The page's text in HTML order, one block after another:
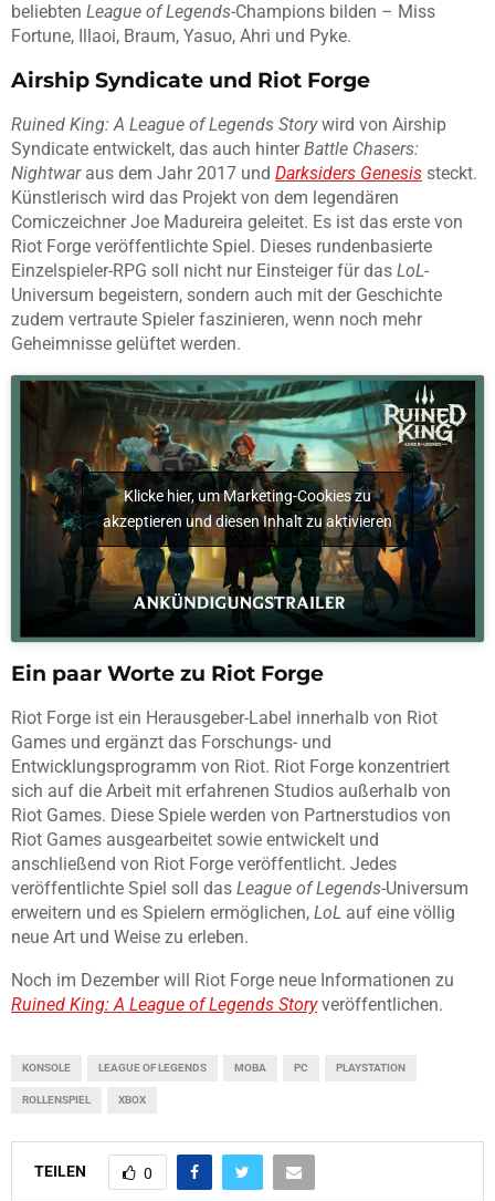
beliebten League of Legends-Champions bilden – Miss
Fortune, Illaoi, Braum, Yasuo, Ahri und Pyke.
Airship Syndicate und Riot Forge
Ruined King: A League of Legends Storywird von Airship
Syndicate entwickelt, das auch hinterBattle Chasers:
Nightwaraus dem Jahr 2017 und Darksiders Genesis steckt.
Künstlerisch wird das Projekt von dem legendären
Comiczeichner Joe Madureira geleitet. Es ist das erste von
Riot Forge veröffentlichte Spiel. Dieses rundenbasierte
Einzelspieler-RPG soll nicht nur Einsteiger für das LoL-
Universum begeistern, sondern auch mit der Geschichte
zudem vertraute Spieler faszinieren, wenn noch mehr
Geheimnisse gelüftet werden.
Klicke hier, um Marketing-Cookies zu
akzeptieren und diesen Inhalt zu aktivieren
Ein paar Worte zu Riot Forge
Riot Forge ist ein Herausgeber-Label innerhalb von Riot
Games und ergänzt das Forschungs- und
Entwicklungsprogramm von Riot. Riot Forge konzentriert
sich auf die Arbeit mit erfahrenen Studios außerhalb von
Riot Games. Diese Spiele werden von Partnerstudios von
Riot Games ausgearbeitet sowie entwickelt und
anschließend von Riot Forge veröffentlicht. Jedes
veröffentlichte Spiel soll das League of Legends-Universum
erweitern und es Spielern ermöglichen, LoL auf eine völlig
neue Art und Weise zu erleben.
Noch im Dezember will Riot Forge neue Informationen zu
Ruined King: A League of Legends Storyveröffentlichen.
KONSOLE LEAGUE OF LEGENDS MOBA PC PLAYSTATION
ROLLENSPIEL XBOX
TEILEN 0